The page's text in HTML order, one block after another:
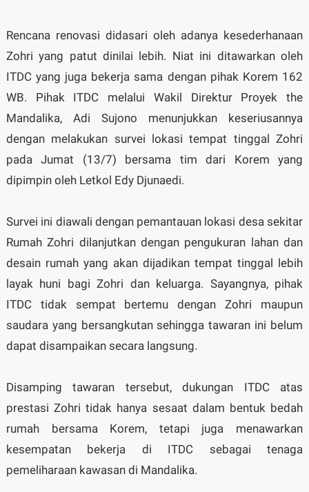
Rencana renovasi didasari oleh adanya kesederhanaan
Zohri yang patut dinilai lebih. Niat ini ditawarkan oleh
ITDC yang juga bekerja sama dengan pihak Korem 162
WB. Pihak ITDC melalui Wakil Direktur Proyek the
Mandalika, Adi Sujono menunjukkan keseriusannya
dengan melakukan survei lokasi tempat tinggal Zohri
pada Jumat (13/7) bersama tim dari Korem yang
dipimpin oleh Letkol Edy Djunaedi.
Survei ini diawali dengan pemantauan lokasi desa sekitar
Rumah Zohri dilanjutkan dengan pengukuran lahan dan
desain rumah yang akan dijadikan tempat tinggal lebih
layak huni bagi Zohri dan keluarga. Sayangnya, pihak
ITDC tidak sempat bertemu dengan Zohri maupun
saudara yang bersangkutan sehingga tawaran ini belum
dapat disampaikan secara langsung.
Disamping tawaran tersebut, dukungan ITDC atas
prestasi Zohri tidak hanya sesaat dalam bentuk bedah
rumah bersama Korem, tetapi juga menawarkan
kesempatan bekerja di ITDC sebagai tenaga
pemeliharaan kawasan di Mandalika.